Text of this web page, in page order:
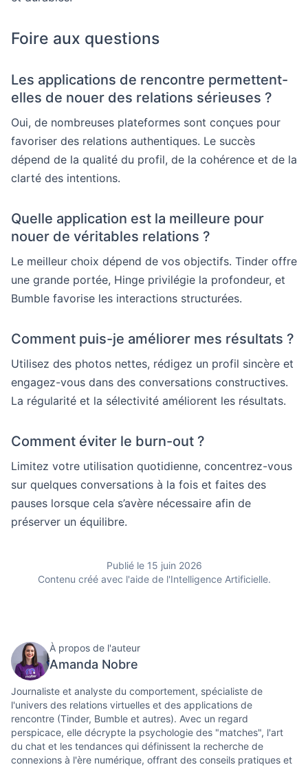
Foire aux questions
Les applications de rencontre permettent-
elles de nouer des relations sérieuses ?
Oui, de nombreuses plateformes sont conçues pour
favoriser des relations authentiques. Le succès
dépend de la qualité du profil, de la cohérence et de la
clarté des intentions.
Quelle application est la meilleure pour
nouer de véritables relations ?
Le meilleur choix dépend de vos objectifs. Tinder offre
une grande portée, Hinge privilégie la profondeur, et
Bumble favorise les interactions structurées.
Comment puis-je améliorer mes résultats ?
Utilisez des photos nettes, rédigez un profil sincère et
engagez-vous dans des conversations constructives.
La régularité et la sélectivité améliorent les résultats.
Comment éviter le burn-out ?
Limitez votre utilisation quotidienne, concentrez-vous
sur quelques conversations à la fois et faites des
pauses lorsque cela s’avère nécessaire afin de
préserver un équilibre.
Publié le 15 juin 2026
Contenu créé avec l'aide de l'Intelligence Artificielle.
À propos de l'auteur
Amanda Nobre
Journaliste et analyste du comportement, spécialiste de
l'univers des relations virtuelles et des applications de
rencontre (Tinder, Bumble et autres). Avec un regard
perspicace, elle décrypte la psychologie des "matches", l'art
du chat et les tendances qui définissent la recherche de
connexions à l'ère numérique, offrant des conseils pratiques et